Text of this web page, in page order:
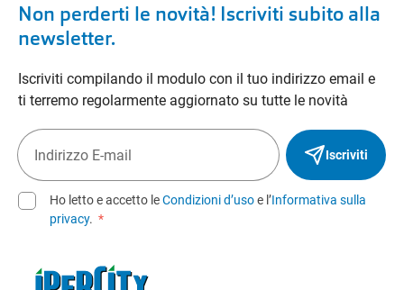
Non perderti le novità! Iscriviti subito alla
newsletter.
Iscriviti compilando il modulo con il tuo indirizzo email e
ti terremo regolarmente aggiornato su tutte le novità
Iscriviti
Ho letto e accetto leCondizioni d’usoe l’Informativa sulla
privacy. *